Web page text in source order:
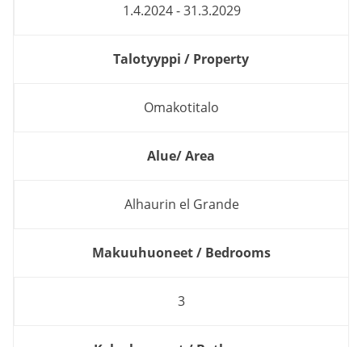
1.4.2024 - 31.3.2029
Talotyyppi / Property
Omakotitalo
Alue/ Area
Alhaurin el Grande
Makuuhuoneet / Bedrooms
3